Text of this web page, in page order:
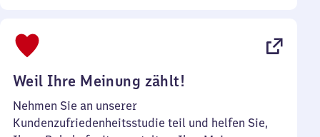
Weil Ihre Meinung zählt!
Nehmen Sie an unserer
Kundenzufriedenheitsstudie teil und helfen Sie,